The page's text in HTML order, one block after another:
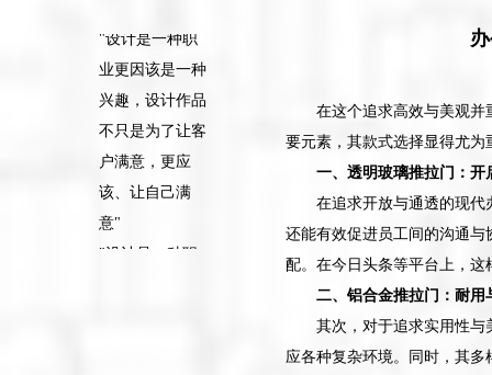
在这个追求高效与美观并
要元素，其款式选择显得尤
一、透明玻璃推拉门：开
在追求开放与通透的现代
还能有效促进员工间的沟通
配。在今日头条等平台上，
二、铝合金推拉门：耐用
其次，对于追求实用性与
应各种复杂环境。同时，其